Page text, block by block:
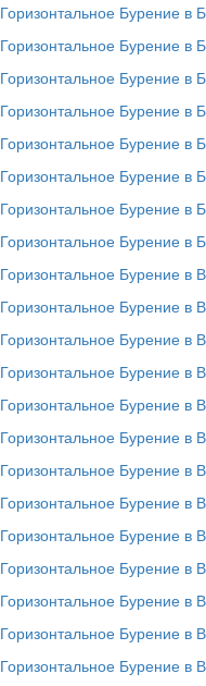
Горизонтальное Бурение в
Горизонтальное Бурение в
Горизонтальное Бурение в
Горизонтальное Бурение в
Горизонтальное Бурение в
Горизонтальное Бурение в
Горизонтальное Бурение в
Горизонтальное Бурение в
Горизонтальное Бурение в
Горизонтальное Бурение в
Горизонтальное Бурение в
Горизонтальное Бурение в
Горизонтальное Бурение в
Горизонтальное Бурение в
Горизонтальное Бурение в
Горизонтальное Бурение в
Горизонтальное Бурение в
Горизонтальное Бурение в
Горизонтальное Бурение в
Горизонтальное Бурение в
Горизонтальное Бурение в